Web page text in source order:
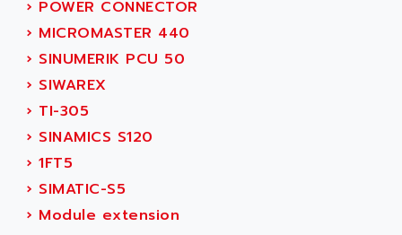
AGI
AGIE
AGILENT
AGILENT TECHNOLOGIES
AGILER
AGP
AGS
AGTATAC
AGTATEC AG
› POWER CONNECTOR
› MICROMASTER 440
› SINUMERIK PCU 50
› SIWAREX
› TI-305
› SINAMICS S120
› 1FT5
› SIMATIC-S5
› Module extension